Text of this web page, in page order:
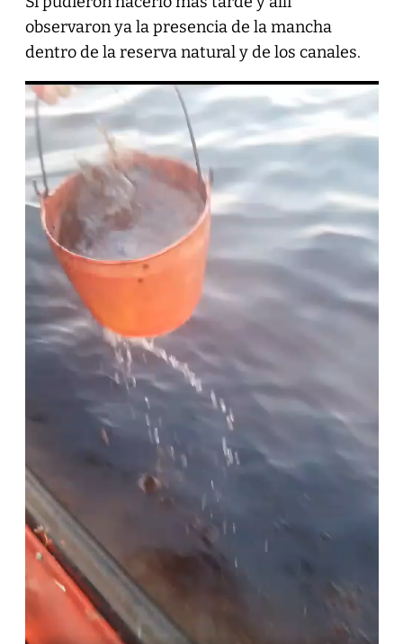
observaron ya la presencia de la mancha
dentro de la reserva natural y de los canales.